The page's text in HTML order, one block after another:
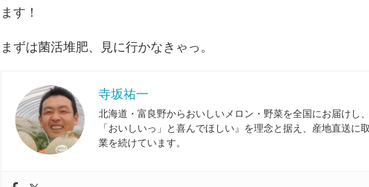
ます！
まずは菌活堆肥、見に行かなきゃっ。
寺坂祐一
北海道・富良野からおいしいメロン・野菜を全国にお届けし
「おいしいっ」と喜んでほしい』を理念と据え、産地直送に
業を続けています。